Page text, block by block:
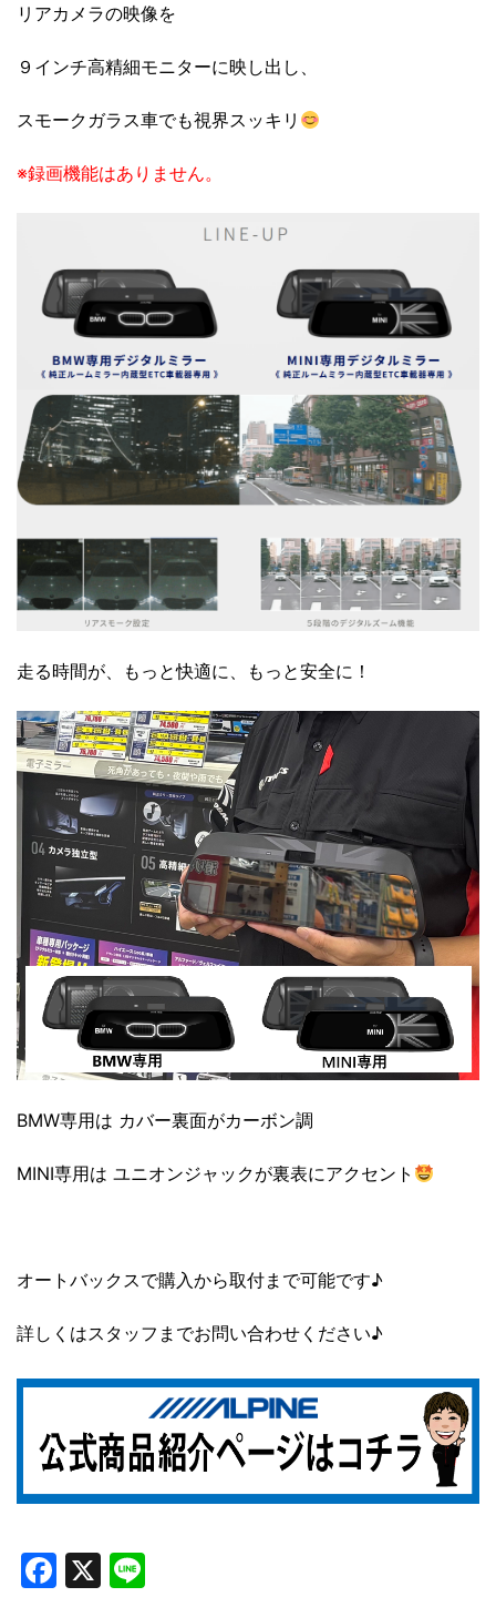
リアカメラの映像を
９インチ高精細モニターに映し出し、
スモークガラス車でも視界スッキリ
※録画機能はありません。
走る時間が、もっと快適に、もっと安全に！
BMW専用は カバー裏面がカーボン調
MINI専用は ユニオンジャックが裏表にアクセント
オートバックスで購入から取付まで可能です♪
詳しくはスタッフまでお問い合わせください♪
Facebook
X